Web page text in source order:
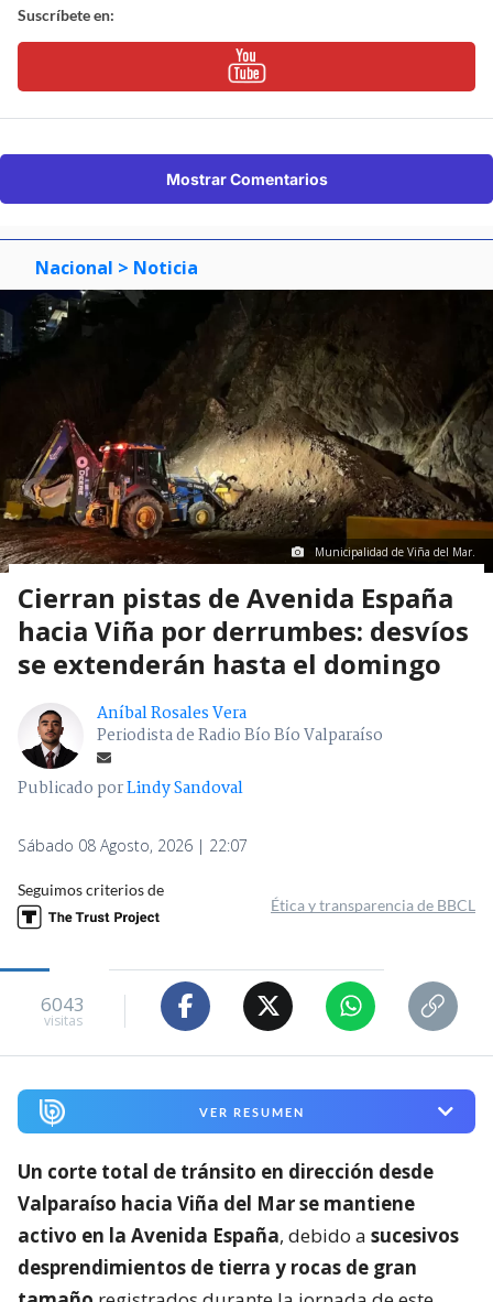
Suscríbete en:
Mostrar Comentarios
Nacional > Noticia
Municipalidad de Viña del Mar.
Cierran pistas de Avenida España
hacia Viña por derrumbes: desvíos
se extenderán hasta el domingo
Aníbal Rosales Vera
Periodista de Radio Bío Bío Valparaíso
Publicado porLindy Sandoval
Sábado 08 Agosto, 2026 | 22:07
Seguimos criterios de
Ética y transparencia de BBCL
6043
visitas
VER RESUMEN
Un corte total de tránsito en dirección desde
Valparaíso hacia Viña del Mar se mantiene
activo en la Avenida España, debido a sucesivos
desprendimientos de tierra y rocas de gran